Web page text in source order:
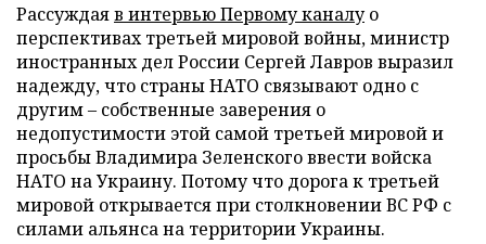
Рассуждаяв интервью Первому каналуо
перспективах третьей мировой войны, министр
иностранных дел России Сергей Лавров выразил
надежду, что страны НАТО связывают одно с
другим – собственные заверения о
недопустимости этой самой третьей мировой и
просьбы Владимира Зеленского ввести войска
НАТО на Украину. Потому что дорога к третьей
мировой открывается при столкновении ВС РФ с
силами альянса на территории Украины.